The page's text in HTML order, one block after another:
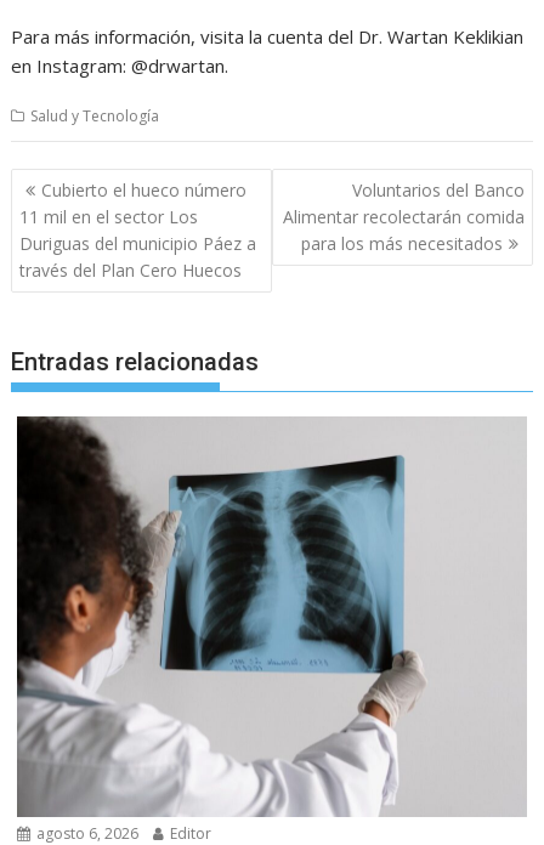
Para más información, visita la cuenta del Dr. Wartan Keklikian
en Instagram: @drwartan.
Salud y Tecnología
Navegación
de
entradas
Cubierto el hueco número
11 mil en el sector Los
Duriguas del municipio Páez a
través del Plan Cero Huecos
Voluntarios del Banco
Alimentar recolectarán comida
para los más necesitados
Entradas relacionadas
agosto 6, 2026 Editor